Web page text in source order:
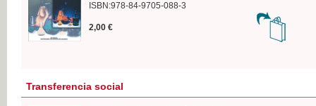
ISBN:978-84-9705-088-3
2,00 €
Transferencia social